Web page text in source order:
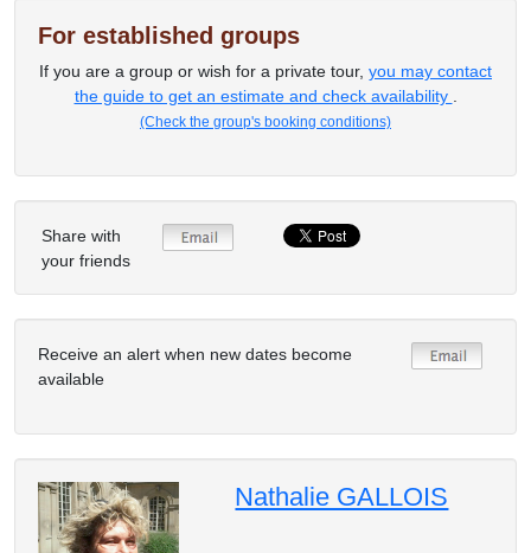
For established groups
If you are a group or wish for a private tour, you may contact
the guide to get an estimate and check availability
(Check the group's booking conditions)
Share with
your friends
Receive an alert when new dates become
available
Nathalie GALLOIS